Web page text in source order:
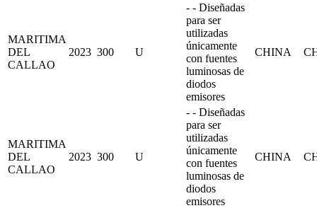
MARITIMA
DEL
CALLAO
2023 300 U
- - Diseñadas
para ser
utilizadas
únicamente
con fuentes
luminosas de
diodos
emisores
CHINA
MARITIMA
DEL
CALLAO
2023 300 U
- - Diseñadas
para ser
utilizadas
únicamente
con fuentes
luminosas de
diodos
emisores
CHINA